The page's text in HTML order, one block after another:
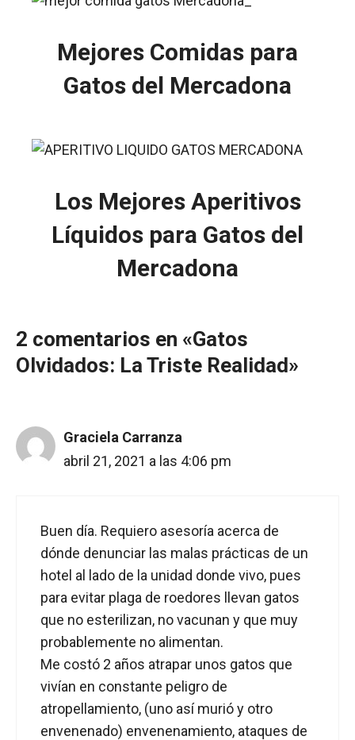
Mejores Comidas para
Gatos del Mercadona
Los Mejores Aperitivos
Líquidos para Gatos del
Mercadona
2 comentarios en «Gatos
Olvidados: La Triste Realidad»
Graciela Carranza
abril 21, 2021 a las 4:06 pm
Buen día. Requiero asesoría acerca de
dónde denunciar las malas prácticas de un
hotel al lado de la unidad donde vivo, pues
para evitar plaga de roedores llevan gatos
que no esterilizan, no vacunan y que muy
probablemente no alimentan.
Me costó 2 años atrapar unos gatos que
vivían en constante peligro de
atropellamiento, (uno así murió y otro
envenenado) envenenamiento, ataques de